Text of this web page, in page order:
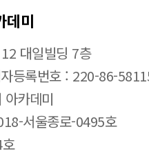
데미
대일빌딩 7층
등록번호 : 220-86-
카데미
서울종로-0495호